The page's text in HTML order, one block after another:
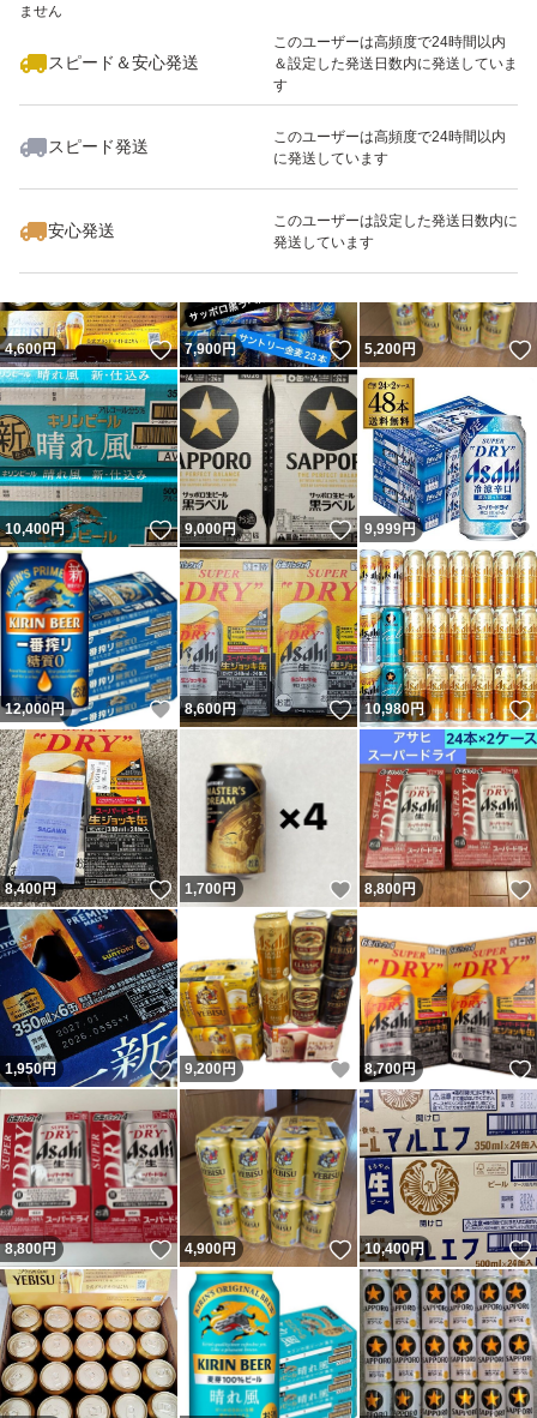
ません
スピード＆安心発送
このユーザーは高頻度で24時間以内
＆設定した発送日数内に発送していま
す
スピード発送
このユーザーは高頻度で24時間以内
に発送しています
安心発送
このユーザーは設定した発送日数内に
発送しています
いいね！
7,800
4,600円 いいね！
7,900円 いいね！
5,200円
10,400円 いいね！
9,000円 いいね！
9,999円
12,000円 いいね！
8,600円 いいね！
10,980円
8,400円 いいね！
1,700円 いいね！
8,800円
1,950円 いいね！
9,200 円 いいね！
8,700円
8,800円 いいね！
4,900円 いいね！
10,400円